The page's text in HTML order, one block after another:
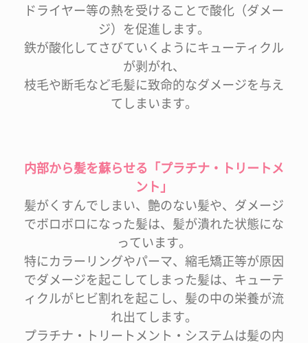
ドライヤー等の熱を受けることで酸化（ダメー
ジ）を促進します。
鉄が酸化してさびていくようにキューティクル
が剥がれ、
枝毛や断毛など毛髪に致命的なダメージを与え
てしまいます。
内部から髪を蘇らせる「プラチナ・トリートメ
ント」
髪がくすんでしまい、艶のない髪や、ダメージ
でボロボロになった髪は、髪が潰れた状態にな
っています。
特にカラーリングやパーマ、縮毛矯正等が原因
でダメージを起こしてしまった髪は、キューテ
ィクルがヒビ割れを起こし、髪の中の栄養が流
れ出てします。
プラチナ・トリートメント・システムは髪の内